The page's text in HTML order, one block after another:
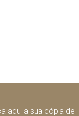
aqui a sua cópia de